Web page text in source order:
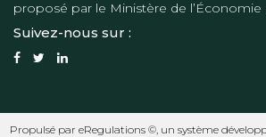
proposé par le Ministère de
Suivez-nous sur :
Propulsé par eRegulations ©, un système